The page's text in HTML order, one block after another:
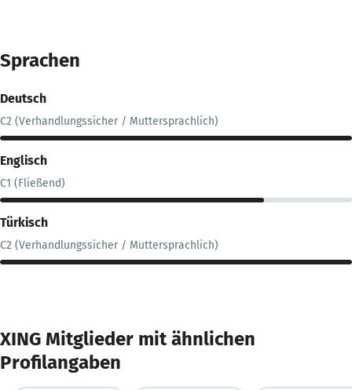
Sprachen
Deutsch
C2 (Verhandlungssicher / Muttersprachlich)
Englisch
C1 (Fließend)
Türkisch
C2 (Verhandlungssicher / Muttersprachlich)
XING Mitglieder mit ähnlichen
Profilangaben